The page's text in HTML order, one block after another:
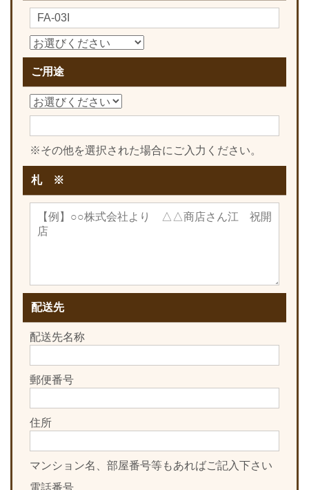
ご用途
※その他を選択された場合にご入力ください。
札 ※
配送先
配送先名称
郵便番号
住所
マンション名、部屋番号等もあればご記入下さい
電話番号